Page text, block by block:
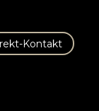
Kontakt